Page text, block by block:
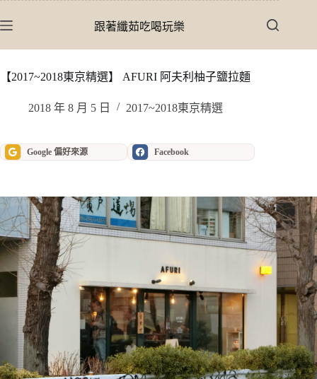
至
內
跟著纖茹吃喝玩樂
【2017~2018東京精選】 AFURI 阿夫利柚子鹽拉麵
2018 年 8 月 5 日 2017~2018東京精選
Google 偏好來源 Facebook